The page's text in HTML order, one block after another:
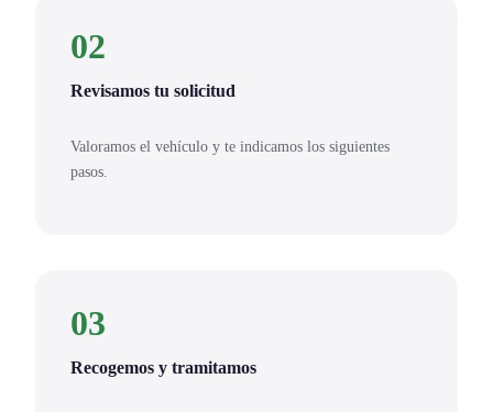
02
Revisamos tu solicitud
Valoramos el vehículo y te indicamos los siguientes
pasos.
03
Recogemos y tramitamos